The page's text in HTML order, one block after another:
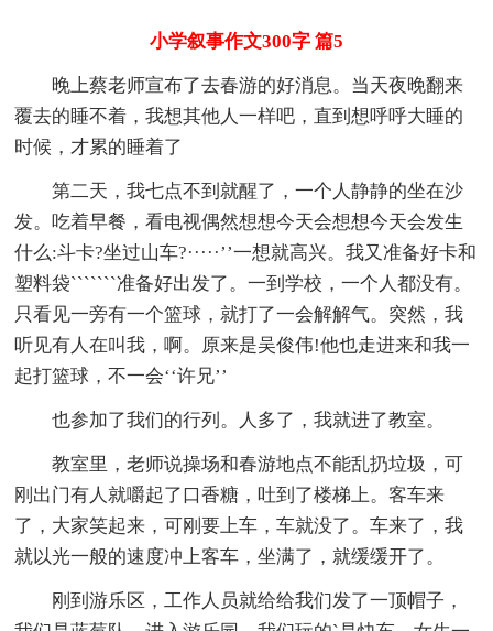
小学叙事作文300字 篇5
晚上蔡老师宣布了去春游的好消息。当天夜晚翻来
覆去的睡不着，我想其他人一样吧，直到想呼呼大睡的
时候，才累的睡着了
第二天，我七点不到就醒了，一个人静静的坐在沙
发。吃着早餐，看电视偶然想想今天会想想今天会发生
什么:斗卡?坐过山车?·····’’一想就高兴。我又准备好卡和
塑料袋```````准备好出发了。一到学校，一个人都没有。
只看见一旁有一个篮球，就打了一会解解气。突然，我
听见有人在叫我，啊。原来是吴俊伟!他也走进来和我一
起打篮球，不一会‘‘许兄’’
也参加了我们的行列。人多了，我就进了教室。
教室里，老师说操场和春游地点不能乱扔垃圾，可
刚出门有人就嚼起了口香糖，吐到了楼梯上。客车来
了，大家笑起来，可刚要上车，车就没了。车来了，我
就以光一般的速度冲上客车，坐满了，就缓缓开了。
刚到游乐区，工作人员就给给我们发了一顶帽子，